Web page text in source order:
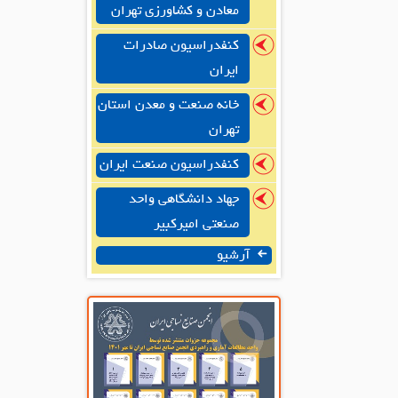
معادن و کشاورزی تهران
کنفدراسیون صادرات
ایران
خانه صنعت و معدن استان
تهران
کنفدراسیون صنعت ایران
جهاد دانشگاهی واحد
صنعتی امیرکبیر
آرشیو